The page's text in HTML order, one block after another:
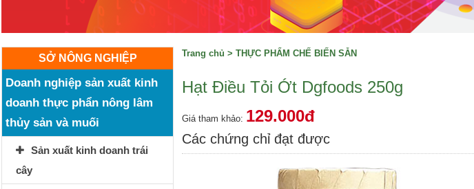
SỞ NÔNG NGHIỆP
Doanh nghiệp sản xuất kinh
doanh thực phẩn nông lâm
thủy sản và muối
Sản xuất kinh doanh trái
cây
Trang chủ > THỰC PHẨM CHẾ BIẾN SẴN
Hạt Điều Tỏi Ớt Dgfoods 250g
Giá tham khảo: 129.000đ
Các chứng chỉ đạt được